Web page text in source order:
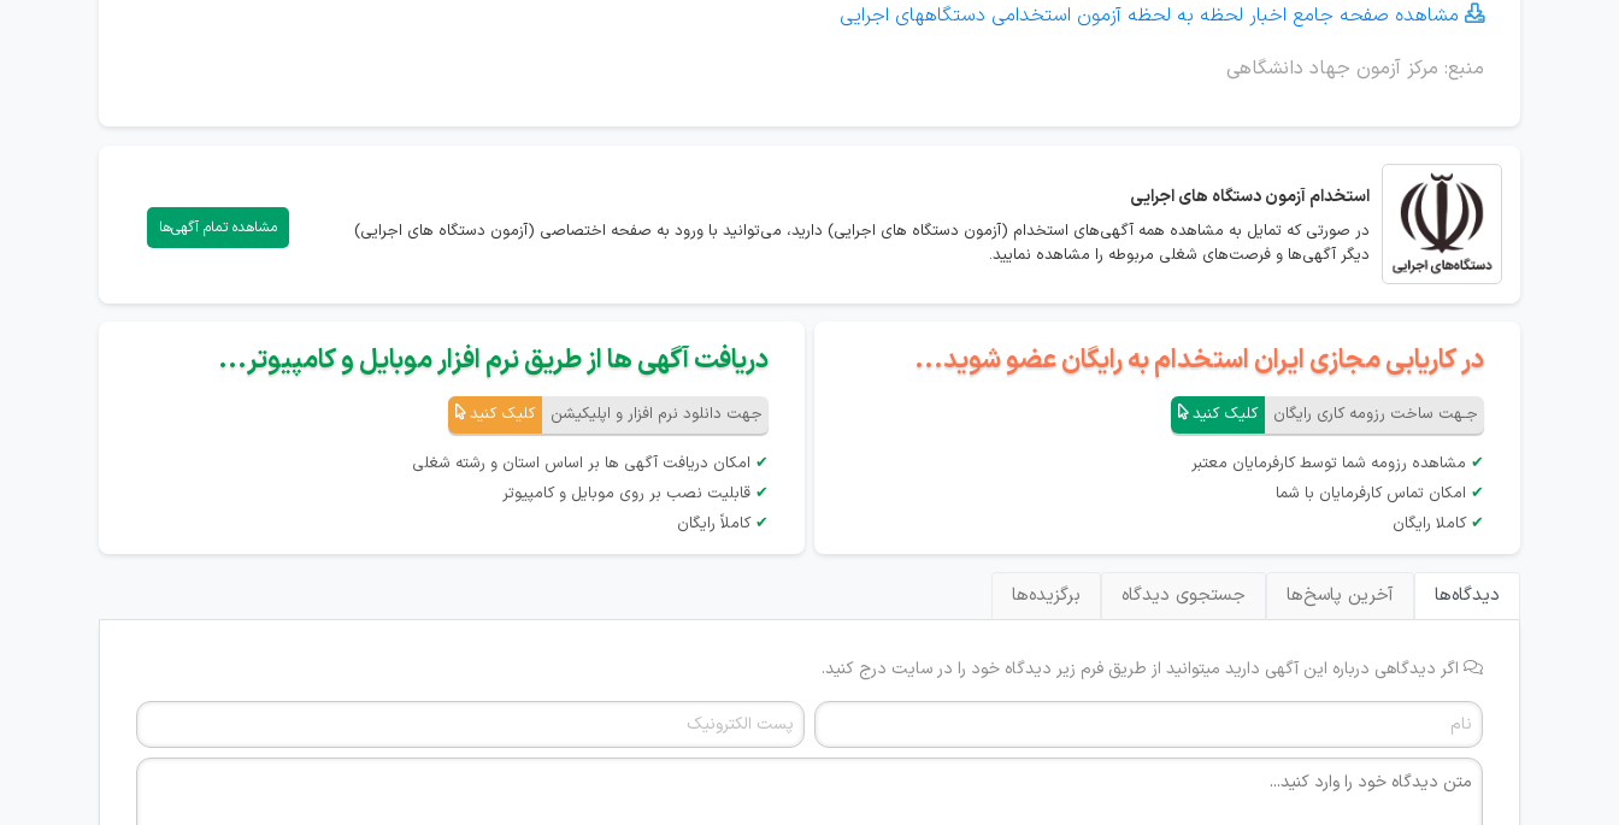
 مشاهده صفحه جامع اخبار لحظه به لحظه آزمون استخدامی دستگاههای اجرایی
منبع: مرکز آزمون جهاد دانشگاهی
استخدامآزمون دستگاه های اجرایی
در صورتی که تمایل به مشاهده همه آگهی‌های استخدام (آزمون دستگاه های اجرایی) دارید، می‌توانید با ورود به صفحه اختصاصی (آزمون دستگاه های اجرایی)
دیگر آگهی‌ها و فرصت‌های شغلی مربوطه را مشاهده نمایید.
مشاهده تمام آگهی‌ها
در کاریابی مجازی ایران استخدام به رایگان عضو شوید...
جـهت ساخت رزومه کاری رایگان کلیک کنید
✔ مشاهده رزومه شما توسط کارفرمایان معتبر
✔ امکان تماس کارفرمایان با شما
✔ کاملا رایگان
دریافت آگهی ها از طریق نرم افزار موبایل و کامپیوتر...
جهت دانلود نرم افزار و اپلیکیشن کلیک کنید
✔ امکان دریافت آگهی ها بر اساس استان و رشته شغلی
✔ قابلیت نصب بر روی موبایل و کامپیوتر
✔ کاملاً رایگان
دیدگاه‌ها آخرین پاسخ‌ها جستجوی دیدگاه برگزیده‌ها
اگر دیدگاهی درباره این آگهی دارید میتوانید از طریق فرم زیر دیدگاه خود را در سایت درج کنید.